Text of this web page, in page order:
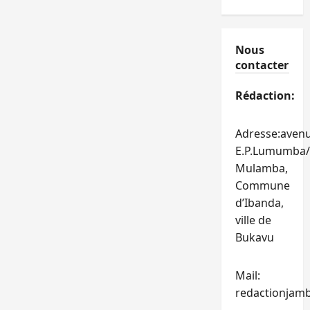
Nous
contacter
Rédaction:
Mulamba,
Commune
d’Ibanda,
ville de
Bukavu
Mail: